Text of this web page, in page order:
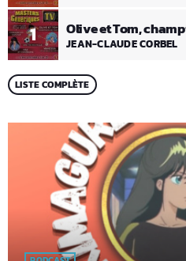
1 Olive et Tom,
JEAN-CLAUDE CORBEL
LISTE COMPLÈTE